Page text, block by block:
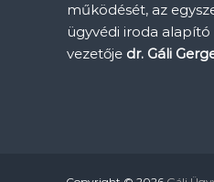
működését, az
ügyvédi iroda alapító
vezetője dr. Gáli